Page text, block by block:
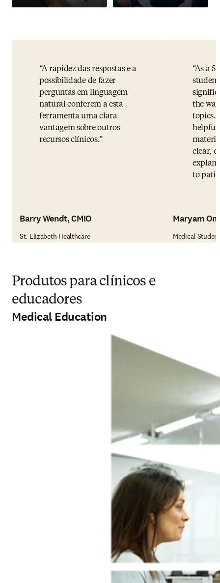
A rapidez das respostas e a
possibilidade de fazer
perguntas em linguagem
natural conferem a esta
ferramenta uma clara
vantagem sobre outros
recursos clínicos.
Barry Wendt, CMIO
St. Elizabeth Healthcare
As a
the
topics.
helpful
clear,
to
Maryam
Medical
Produtos para clínicos e
educadores
Medical Education